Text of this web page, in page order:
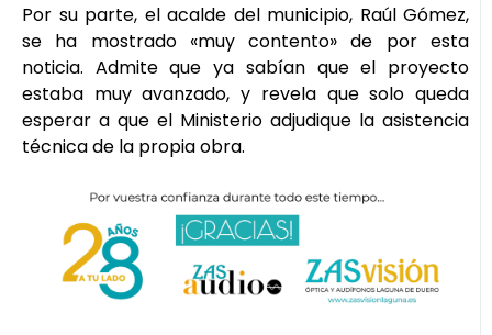
Por su parte, el acalde del municipio, Raúl Gómez,
se ha mostrado «muy contento» de por esta
noticia. Admite que ya sabían que el proyecto
estaba muy avanzado, y revela que solo queda
esperar a que el Ministerio adjudique la asistencia
técnica de la propia obra.